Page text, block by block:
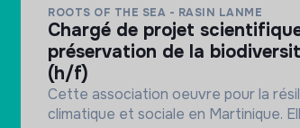
ROOTS OF THE SEA - RASIN LANME
chargé de projet scientifique &
préservation de la
(h/f)
Cette association oeuvre pour la
climatique et sociale en Martinique.